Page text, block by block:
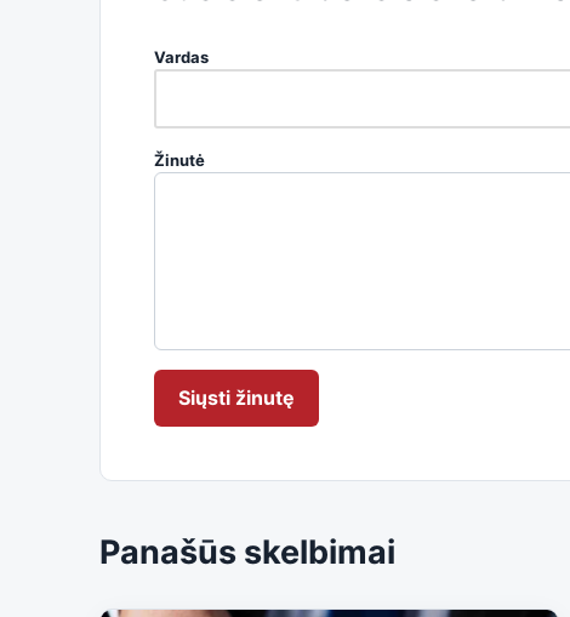
Vardas
Žinutė
Siųsti žinutę
Panašūs skelbimai